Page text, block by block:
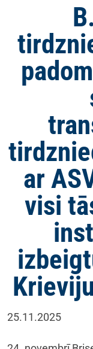
ar
visi
25.11.2025